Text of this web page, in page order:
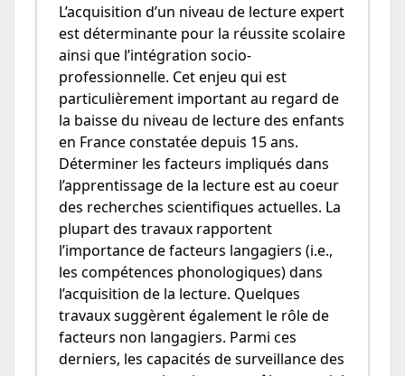
L’acquisition d’un niveau de lecture expert
est déterminante pour la réussite scolaire
ainsi que l’intégration socio-
professionnelle. Cet enjeu qui est
particulièrement important au regard de
la baisse du niveau de lecture des enfants
en France constatée depuis 15 ans.
Déterminer les facteurs impliqués dans
l’apprentissage de la lecture est au coeur
des recherches scientifiques actuelles. La
plupart des travaux rapportent
l’importance de facteurs langagiers (i.e.,
les compétences phonologiques) dans
l’acquisition de la lecture. Quelques
travaux suggèrent également le rôle de
facteurs non langagiers. Parmi ces
derniers, les capacités de surveillance des